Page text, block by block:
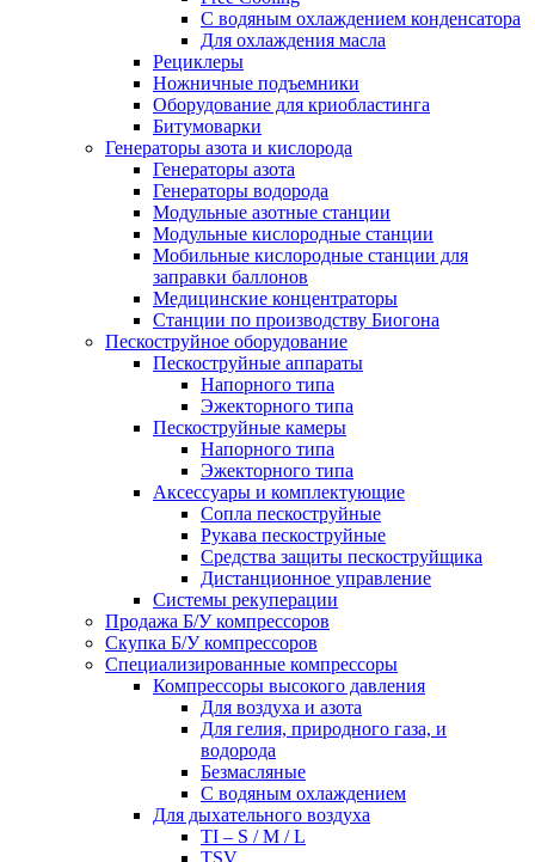
С водяным охлаждением конденсатора
Для охлаждения масла
Рециклеры
Ножничные подъемники
Оборудование для криобластинга
Битумоварки
Генераторы азота и кислорода
Генераторы азота
Генераторы водорода
Модульные азотные станции
Модульные кислородные станции
Мобильные кислородные станции для
заправки баллонов
Медицинские концентраторы
Станции по производству Биогона
Пескоструйное оборудование
Пескоструйные аппараты
Напорного типа
Эжекторного типа
Пескоструйные камеры
Напорного типа
Эжекторного типа
Аксессуары и комплектующие
Сопла пескоструйные
Рукава пескоструйные
Средства защиты пескоструйщика
Дистанционное управление
Системы рекуперации
Продажа Б/У компрессоров
Скупка Б/У компрессоров
Специализированные компрессоры
Компрессоры высокого давления
Для воздуха и азота
Для гелия, природного газа, и
водорода
Безмасляные
С водяным охлаждением
Для дыхательного воздуха
TI – S / M / L
TSV